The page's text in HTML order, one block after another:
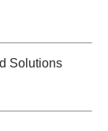
Solutions